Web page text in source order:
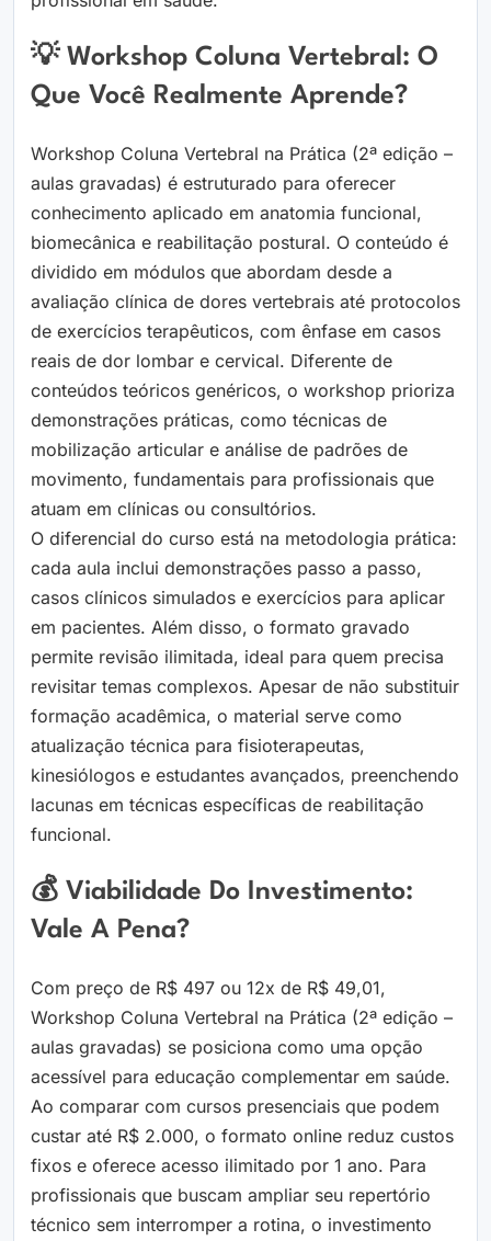
💡 Workshop Coluna Vertebral: O
Que Você Realmente Aprende?
Workshop Coluna Vertebral na Prática (2ª edição –
aulas gravadas) é estruturado para oferecer
conhecimento aplicado em anatomia funcional,
biomecânica e reabilitação postural. O conteúdo é
dividido em módulos que abordam desde a
avaliação clínica de dores vertebrais até protocolos
de exercícios terapêuticos, com ênfase em casos
reais de dor lombar e cervical. Diferente de
conteúdos teóricos genéricos, o workshop prioriza
demonstrações práticas, como técnicas de
mobilização articular e análise de padrões de
movimento, fundamentais para profissionais que
atuam em clínicas ou consultórios.
O diferencial do curso está na metodologia prática:
cada aula inclui demonstrações passo a passo,
casos clínicos simulados e exercícios para aplicar
em pacientes. Além disso, o formato gravado
permite revisão ilimitada, ideal para quem precisa
revisitar temas complexos. Apesar de não substituir
formação acadêmica, o material serve como
atualização técnica para fisioterapeutas,
kinesiólogos e estudantes avançados, preenchendo
lacunas em técnicas específicas de reabilitação
funcional.
💰 Viabilidade Do Investimento:
Vale A Pena?
Com preço de R$ 497 ou 12x de R$ 49,01,
Workshop Coluna Vertebral na Prática (2ª edição –
aulas gravadas) se posiciona como uma opção
acessível para educação complementar em saúde.
Ao comparar com cursos presenciais que podem
custar até R$ 2.000, o formato online reduz custos
fixos e oferece acesso ilimitado por 1 ano. Para
profissionais que buscam ampliar seu repertório
técnico sem interromper a rotina, o investimento